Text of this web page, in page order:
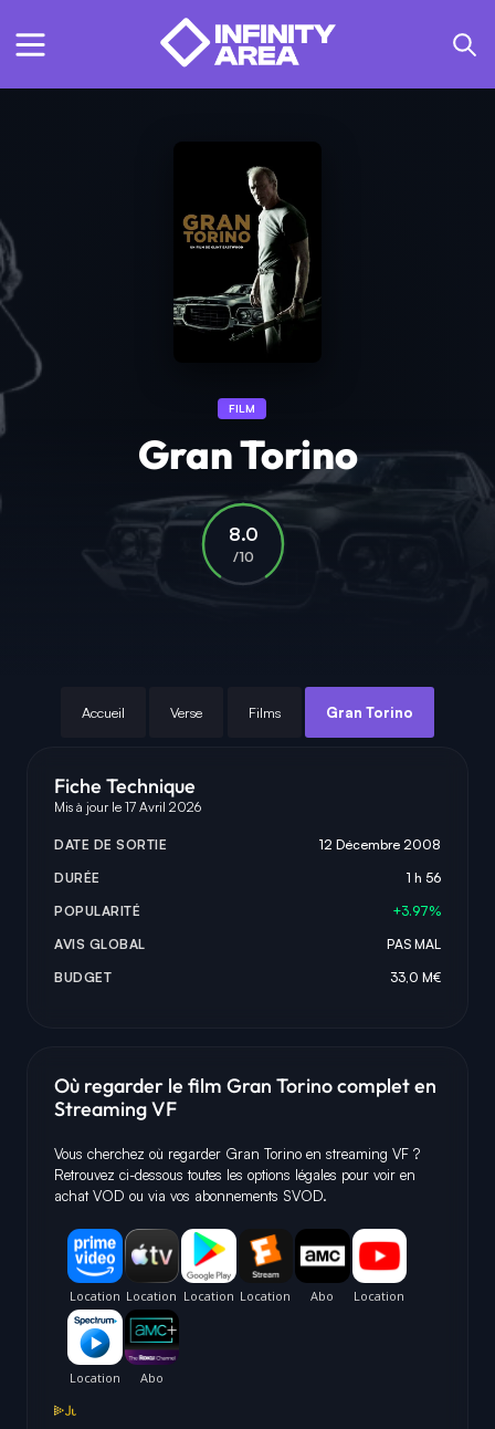
FILM
Gran Torino
8.0
/10
Accueil Verse Films Gran Torino
Fiche Technique
Mis à jour le 17 Avril 2026
DATE DE SORTIE
12 Décembre 2008
DURÉE
1 h 56
POPULARITÉ
+3.97%
AVIS GLOBAL
PAS MAL
BUDGET
33,0 M€
Où regarder le film Gran Torino complet en
Streaming VF
Vous cherchez où regarder Gran Torino en streaming VF ?
Retrouvez ci-dessous toutes les options légales pour voir en
achat VOD ou via vos abonnements SVOD.